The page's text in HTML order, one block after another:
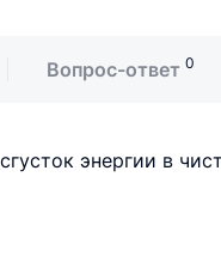
Вопрос-ответ 0
энергии в